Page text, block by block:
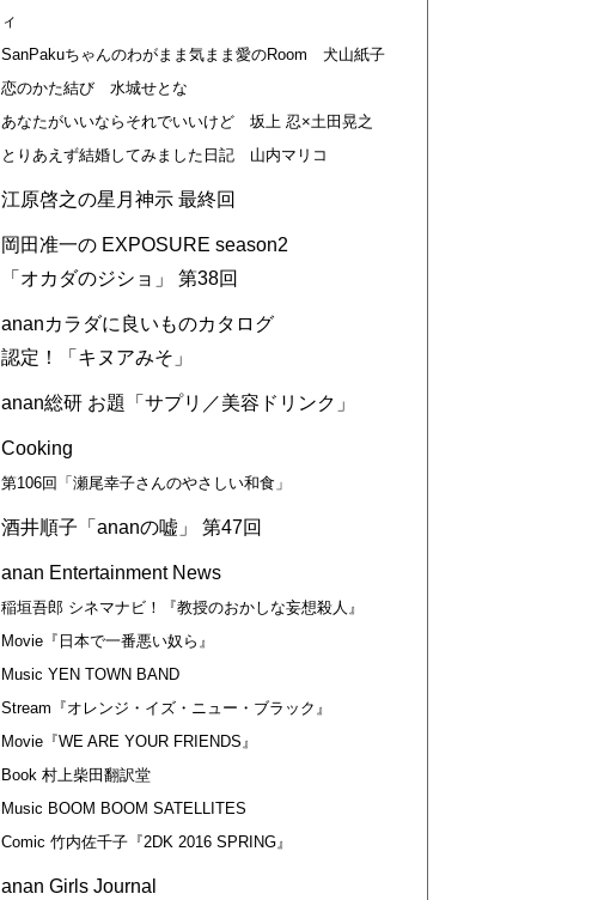
ィ
SanPakuちゃんのわがまま気まま愛のRoom 犬山紙子
恋のかた結び 水城せとな
あなたがいいならそれでいいけど 坂上 忍×土田晃之
とりあえず結婚してみました日記 山内マリコ
江原啓之の星月神示 最終回
岡田准一の EXPOSURE season2
「オカダのジショ」 第38回
ananカラダに良いものカタログ
認定！「キヌアみそ」
anan総研 お題「サプリ／美容ドリンク」
Cooking
第106回「瀬尾幸子さんのやさしい和食」
酒井順子「ananの嘘」 第47回
anan Entertainment News
稲垣吾郎 シネマナビ！『教授のおかしな妄想殺人』
Movie『日本で一番悪い奴ら』
Music YEN TOWN BAND
Stream『オレンジ・イズ・ニュー・ブラック』
Movie『WE ARE YOUR FRIENDS』
Book 村上柴田翻訳堂
Music BOOM BOOM SATELLITES
Comic 竹内佐千子『2DK 2016 SPRING』
anan Girls Journal